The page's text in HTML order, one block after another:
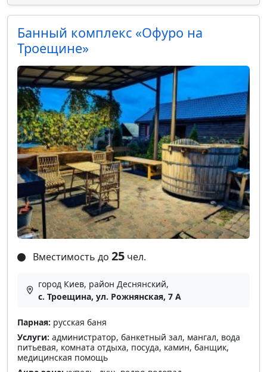
Банный комплекс «Офуро на
Троещине»
Вместимость до 25 чел.
город Киев, район Деснянский,
с. Троещина, ул. Рожнянская, 7 A
Парная: русская баня
Услуги: администратор, банкетный зал, мангал, вода
питьевая, комната отдыха, посуда, камин, банщик,
медицинская помощь